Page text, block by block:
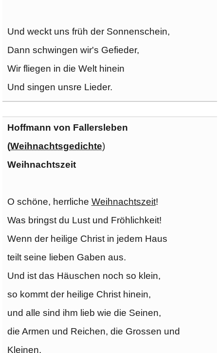
Und weckt uns früh der Sonnenschein,
Dann schwingen wir's Gefieder,
Wir fliegen in die Welt hinein
Und singen unsre Lieder.
Hoffmann von Fallersleben
(Weihnachtsgedichte)
Weihnachtszeit
O schöne, herrliche Weihnachtszeit!
Was bringst du Lust und Fröhlichkeit!
Wenn der heilige Christ in jedem Haus
teilt seine lieben Gaben aus.
Und ist das Häuschen noch so klein,
so kommt der heilige Christ hinein,
und alle sind ihm lieb wie die Seinen,
die Armen und Reichen, die Grossen und
Kleinen.